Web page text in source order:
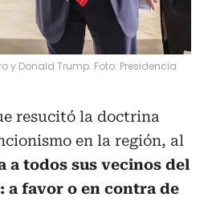
y Donald Trump. Foto: Presidencia
resucitó la doctrina
en la región, al
a todos sus vecinos del
a favor o en contra de